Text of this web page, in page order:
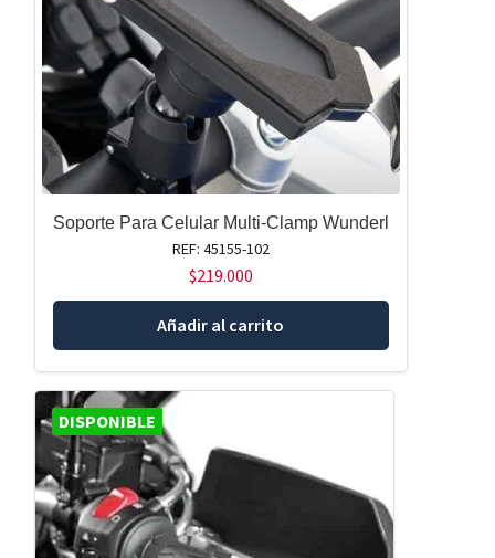
Soporte Para Celular Multi-Clamp Wunderl
REF: 45155-102
$219.000
Añadir al carrito
DISPONIBLE